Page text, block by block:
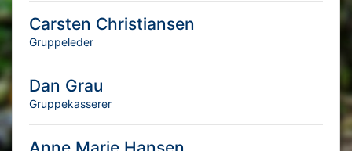
Carsten Christiansen
Gruppeleder
Dan Grau
Gruppekasserer